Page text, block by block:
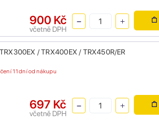
900 Kč
včetně DPH
/ TRX400EX / TRX450R/ER
11 dní od nákupu
697 Kč
včetně DPH